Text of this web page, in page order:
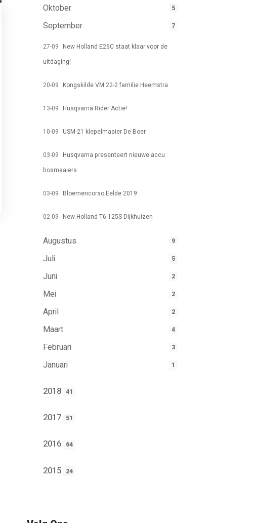
Oktober 5
September 7
27-09 New Holland E26C staat klaar voor de
uitdaging!
20-09 Kongskilde VM 22-2 familie Heemstra
13-09 Husqvarna Rider Actie!
10-09 USM-21 klepelmaaier De Boer
03-09 Husqvarna presenteert nieuwe accu
bosmaaiers
03-09 Bloemencorso Eelde 2019
02-09 New Holland T6.125S Dijkhuizen
Augustus 9
Juli 5
Juni 2
Mei 2
April 2
Maart 4
Februari 3
Januari 1
2018 41
2017 51
2016 64
2015 24